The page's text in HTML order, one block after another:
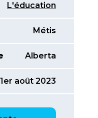
L'éducation
Métis
Alberta
1er août 2023